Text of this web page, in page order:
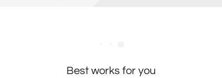
Best works for you